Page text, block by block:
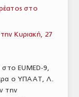
στο
Κυριακή, 27
EUMED-9,
o ΥΠΑΑΤ, Λ.
την